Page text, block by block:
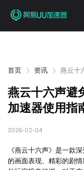
首页 资讯
燕云十
燕云十六声避
加速器使用指
2026-02-04
《燕云十六声》是一款
的画面表现、精彩的剧